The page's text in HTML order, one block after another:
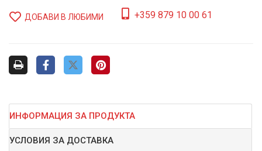
ДОБАВИ В ЛЮБИМИ +359 879 10 00 61
ИНФОРМАЦИЯ ЗА ПРОДУКТА
УСЛОВИЯ ЗА ДОСТАВКА